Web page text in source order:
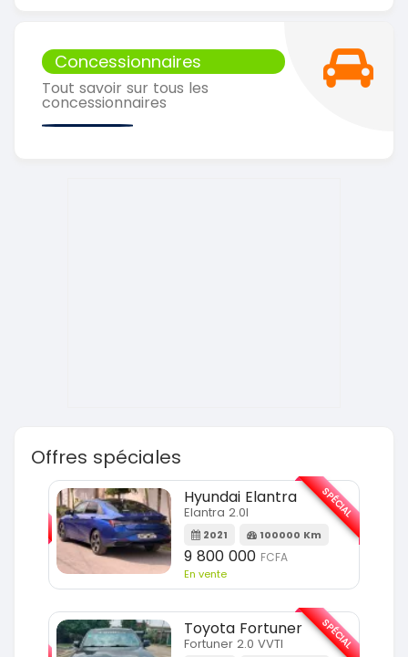
Concessionnaires
Tout savoir sur tous les
concessionnaires
Offres spéciales
Hyundai Elantra
Elantra 2.0l
2021 100000 Km
9 800 000 FCFA
En vente
SPÉCIAL
Toyota Fortuner
Fortuner 2.0 VVTI SPÉCIAL